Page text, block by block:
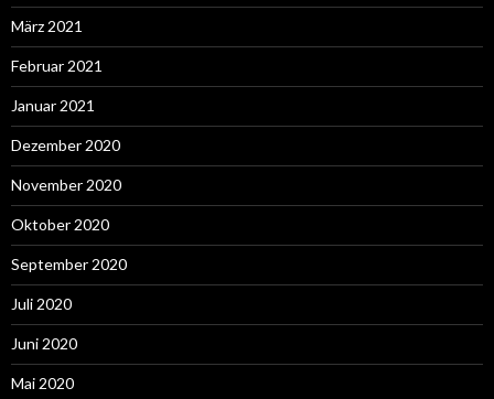
März 2021
Februar 2021
Januar 2021
Dezember 2020
November 2020
Oktober 2020
September 2020
Juli 2020
Juni 2020
Mai 2020